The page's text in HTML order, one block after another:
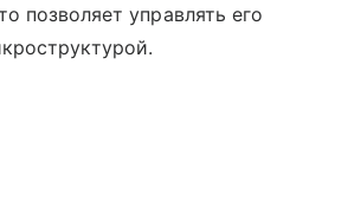
позволяет управлять его